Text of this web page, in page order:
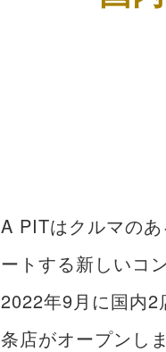
A PITはクルマの
ートする新しいコ
2022年9月に国内2
条店がオープンし